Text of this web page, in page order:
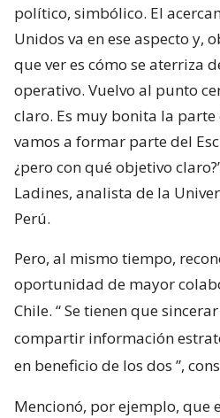
político, simbólico. El
Unidos va en ese aspecto y,
que ver es cómo se aterriza
operativo. Vuelvo al punto
claro. Es muy bonita la
vamos a formar parte del
¿pero con qué objetivo
Ladines, analista de la
Perú.
Pero, al mismo tiempo,
oportunidad de mayor
Chile. “Se tienen que
compartir información
en beneficio de los dos ”,
Mencionó, por ejemplo, que